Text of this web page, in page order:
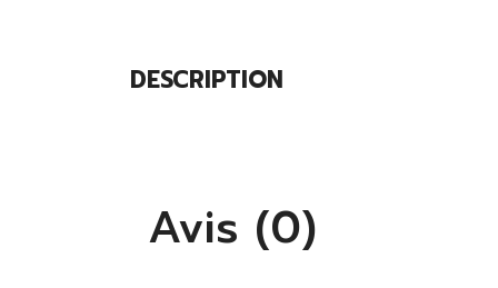
DESCRIPTION
Avis (0)